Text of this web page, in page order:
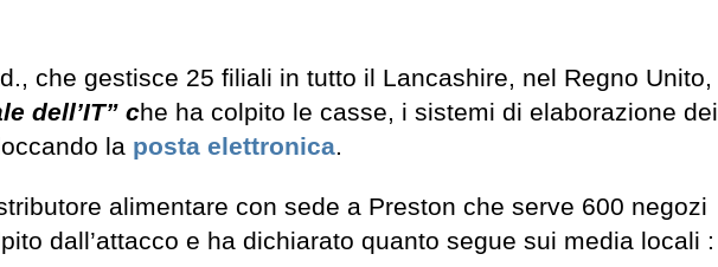
che gestisce 25 filiali in tutto il Lancashire, nel Regno Unito,
dell’IT” che ha colpito le casse, i sistemi di elaborazione dei
la posta elettronica.
alimentare con sede a Preston che serve 600 negozi
dall’attacco e ha dichiarato quanto segue sui media locali :